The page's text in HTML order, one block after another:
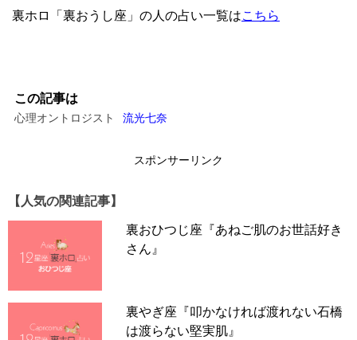
裏ホロ「裏おうし座」の人の占い一覧はこちら
この記事は
心理オントロジスト 流光七奈
スポンサーリンク
【人気の関連記事】
裏おひつじ座『あねご肌のお世話好き
さん』
裏やぎ座『叩かなければ渡れない石橋
は渡らない堅実肌』